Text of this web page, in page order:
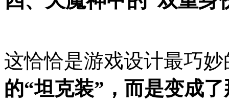
这恰恰是游戏设计最巧
的“坦克装”，而是变成